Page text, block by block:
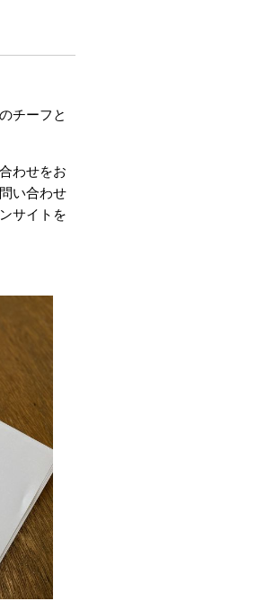
チーフと
わせをお
い合わせ
サイトを